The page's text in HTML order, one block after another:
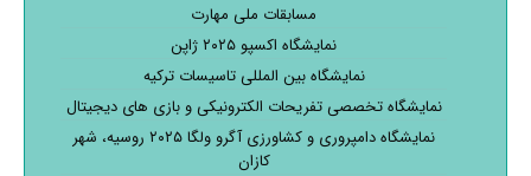
مسابقات ملی مهارت
نمایشگاه اکسپو ۲۰۲۵ ژاپن
نمایشگاه بین المللی تاسیسات ترکیه
نمایشگاه تخصصی تفریحات الکترونیکی و بازی های دیجیتال
نمایشگاه دامپروری و کشاورزی آگرو ولگا ۲۰۲۵ روسیه، شهر
کازان